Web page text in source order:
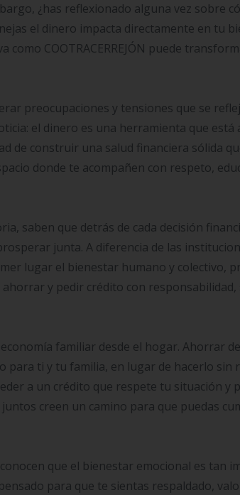
¿has reflexionado alguna vez sobre
el dinero impacta directamente en tu
COOTRACERREJÓN puede
preocupaciones y tensiones que se
el dinero es una herramienta que está
de construir una salud financiera sólida
donde te acompañen con respeto,
saben que detrás de cada decisión
junta. A diferencia de las
lugar el bienestar humano y colectivo,
y pedir crédito con responsabilidad,
familiar desde el hogar. Ahorrar
para ti y tu familia, en lugar de hacerlo sin
a un crédito que respete tu situación y
creen un camino para que puedas
que el bienestar emocional es tan
para que te sientas respaldado,